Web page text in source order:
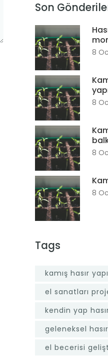
Son
8
8
8
8
Tags
kamış hasır
el sanatları
kendin yap
geleneksel
el becerisi